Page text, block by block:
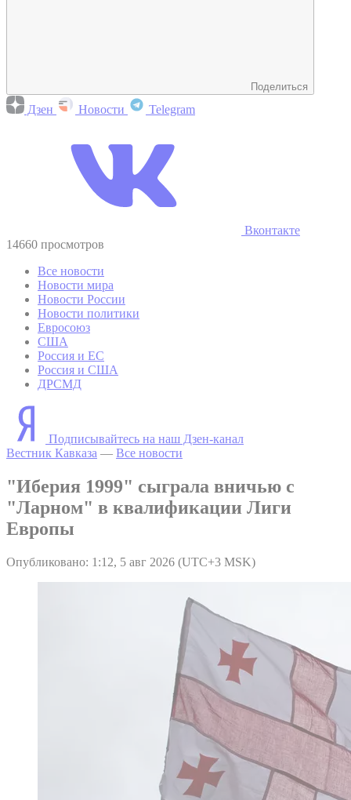
Поделиться
Дзен Новости Telegram
Вконтакте
14660 просмотров
Все новости
Новости мира
Новости России
Новости политики
Евросоюз
США
Россия и ЕС
Россия и США
ДРСМД
Подписывайтесь на наш Дзен-канал
Вестник Кавказа — Все новости
"Иберия 1999" сыграла вничью с
"Ларном" в квалификации Лиги
Европы
Опубликовано: 1:12, 5 авг 2026 (UTC+3 MSK)